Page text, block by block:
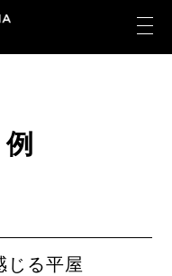
じる平屋